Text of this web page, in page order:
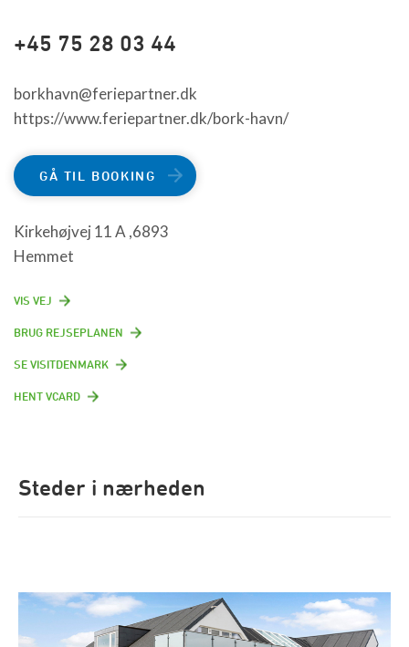
+45 75 28 03 44
borkhavn@feriepartner.dk
https://www.feriepartner.dk/bork-havn/
GÅ TIL BOOKING
Kirkehøjvej 11 A ,6893
Hemmet
VIS VEJ
BRUG REJSEPLANEN
SE VISITDENMARK
HENT VCARD
Steder i nærheden